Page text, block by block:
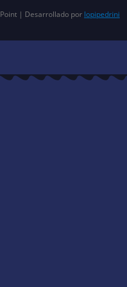
| Desarrollado por lopipedrini